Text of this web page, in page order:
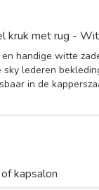
kruk met rug - Wit
en handige witte
lederen
in de
kapsalon